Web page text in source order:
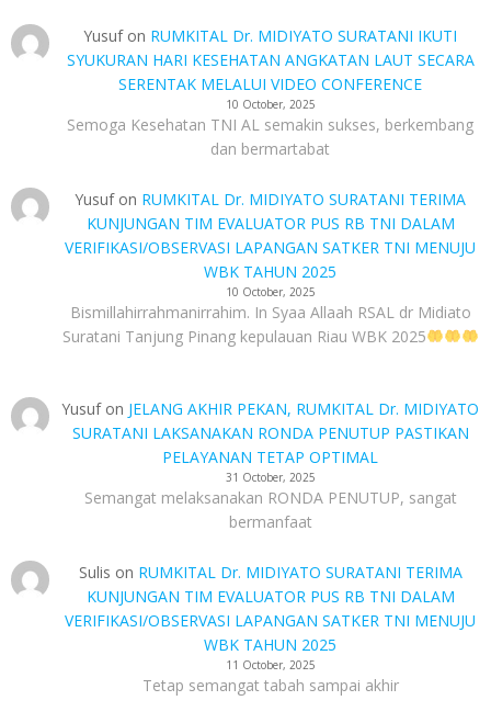
Yusufon RUMKITAL Dr. MIDIYATO SURATANI IKUTI
SYUKURAN HARI KESEHATAN ANGKATAN LAUT SECARA
SERENTAK MELALUI VIDEO CONFERENCE
10 October, 2025
Semoga Kesehatan TNI AL semakin sukses, berkembang
dan bermartabat
Yusufon RUMKITAL Dr. MIDIYATO SURATANI TERIMA
KUNJUNGAN TIM EVALUATOR PUS RB TNI DALAM
VERIFIKASI/OBSERVASI LAPANGAN SATKER TNI MENUJU
WBK TAHUN 2025
10 October, 2025
Bismillahirrahmanirrahim. In Syaa Allaah RSAL dr Midiato
Suratani Tanjung Pinang kepulauan Riau WBK 2025
Yusufon JELANG AKHIR PEKAN, RUMKITAL Dr. MIDIYATO
SURATANI LAKSANAKAN RONDA PENUTUP PASTIKAN
PELAYANAN TETAP OPTIMAL
31 October, 2025
Semangat melaksanakan RONDA PENUTUP, sangat
bermanfaat
Sulis on RUMKITAL Dr. MIDIYATO SURATANI TERIMA
KUNJUNGAN TIM EVALUATOR PUS RB TNI DALAM
VERIFIKASI/OBSERVASI LAPANGAN SATKER TNI MENUJU
WBK TAHUN 2025
11 October, 2025
Tetap semangat tabah sampai akhir